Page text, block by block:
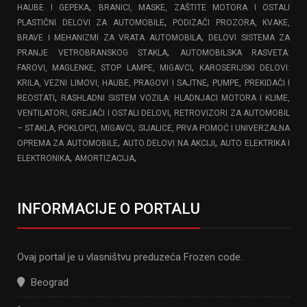
HAUBE I GEPEKA,
BRANICI, MASKE, ZAŠTITE MOTORA I OSTALI
PLASTIČNI DELOVI ZA AUTOMOBILE,
PODIZAČI PROZORA, KVAKE,
BRAVE I MEHANIZMI ZA VRATA AUTOMOBILA,
DELOVI SISTEMA ZA
PRANJE VETROBRANSKOG STAKLA,
AUTOMOBILSKA RASVETA:
FAROVI, MAGLENKE, STOP LAMPE, MIGAVCI ,
KAROSERIJSKI DELOVI:
KRILA, VEZNI LIMOVI, HAUBE, PRAGOVI I SAJTNE, PUMPE, PREKIDAČI I
REOSTATI ,
RASHLADNI SISTEM VOZILA: HLADNJACI MOTORA I KLIME,
VENTILATORI, GREJAČI I OSTALI DELOVI, RETROVIZORI ZA AUTOMOBIL
– STAKLA, POKLOPCI, MIGAVCI, SIJALICE, PRVA POMOĆ I UNIVERZALNA
OPREMA ZA AUTOMOBILE,AUTO DELOVI NA AKCIJI,AUTO ELEKTRIKA I
ELEKTRONIKA, AMORTIZACIJA,
INFORMACIJE O PORTALU
Ovaj portal je u vlasništvu preduzeća Frozen code.
Beograd